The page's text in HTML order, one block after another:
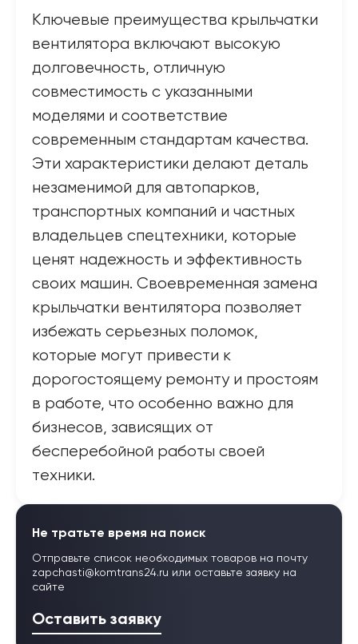
Ключевые преимущества крыльчатки
вентилятора включают высокую
долговечность, отличную
совместимость с указанными
моделями и соответствие
современным стандартам качества.
Эти характеристики делают деталь
незаменимой для автопарков,
транспортных компаний и частных
владельцев спецтехники, которые
ценят надежность и эффективность
своих машин. Своевременная замена
крыльчатки вентилятора позволяет
избежать серьезных поломок,
которые могут привести к
дорогостоящему ремонту и простоям
в работе, что особенно важно для
бизнесов, зависящих от
бесперебойной работы своей
техники.
Не тратьте время на поиск
Отправьте список необходимых товаров на почту
zapchasti@komtrans24.ru или оставьте заявку на
сайте
Оставить заявку